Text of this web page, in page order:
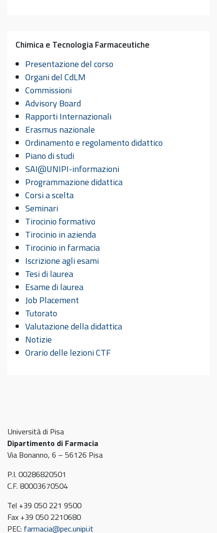
Chimica e Tecnologia Farmaceutiche
Presentazione del corso
Organi del CdLM
Commissioni
Advisory Board
Rapporti Internazionali
Erasmus nazionale
Ordinamento e regolamento didattico
Piano di studi
SAI@UNIPI-informazioni
Programmazione didattica
Corsi a scelta
Seminari
Tirocinio formativo
Tirocinio in azienda
Tirocinio in farmacia
Iscrizione agli esami
Tesi di laurea
Esame di laurea
Job Placement
Tutorato
Valutazione della didattica
Notizie
Orario delle lezioni CTF
Università di Pisa
Dipartimento di Farmacia
Via Bonanno, 6 – 56126 Pisa
P.I. 00286820501
C.F. 80003670504
Tel +39 050 221 9500
Fax +39 050 2210680
PEC: farmacia@pec.unipi.it